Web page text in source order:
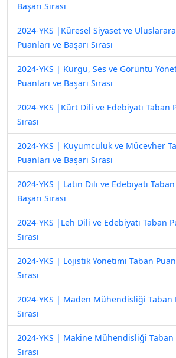
Başarı Sırası
2024-YKS |Küresel Siyaset ve
Puanları ve Başarı Sırası
2024-YKS | Kurgu, Ses ve Görüntü
Puanları ve Başarı Sırası
2024-YKS |Kürt Dili ve Edebiyatı Taban
Sırası
2024-YKS | Kuyumculuk ve Mücevher
Puanları ve Başarı Sırası
2024-YKS | Latin Dili ve Edebiyatı
Başarı Sırası
2024-YKS |Leh Dili ve Edebiyatı Taban
Sırası
2024-YKS | Lojistik Yönetimi Taban
Sırası
2024-YKS | Maden Mühendisliği Taban
Sırası
2024-YKS | Makine Mühendisliği Taban
Sırası